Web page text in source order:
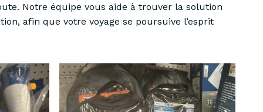
Notre équipe vous aide à trouver la solution
afin que votre voyage se poursuive l’esprit